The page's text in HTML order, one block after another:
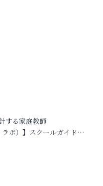
する家庭教師
ボ）】スクールガイド…